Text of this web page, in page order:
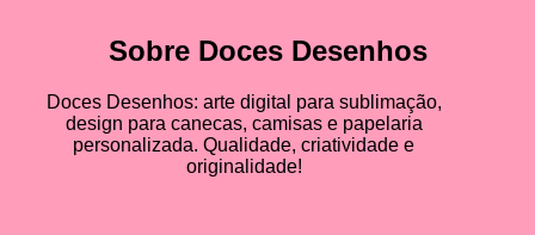
Sobre Doces Desenhos
Doces Desenhos: arte digital para sublimação,
design para canecas, camisas e papelaria
personalizada. Qualidade, criatividade e
originalidade!